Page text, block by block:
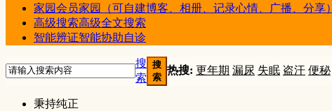
家园会员家园（可自建博客、相册、记录心情、广播、分享）
高级搜索高级全文搜索
智能辨证智能协助自诊
搜
索
搜
索
热搜: 更年期 漏尿 失眠 盗汗 便秘
秉持纯正